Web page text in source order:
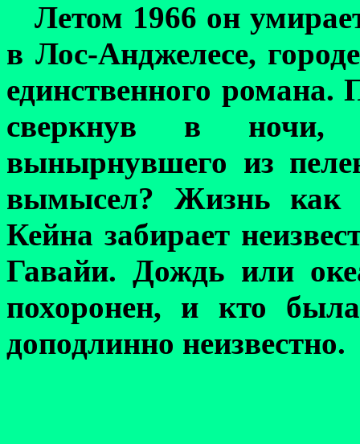
Летом 1966 он
в Лос-Анджелесе,
единственного
сверкнув в ночи,
вынырнувшего из
вымысел? Жизнь как
Кейна забирает
Гавайи. Дождь или
похоронен, и кто
доподлинно неизвестно.